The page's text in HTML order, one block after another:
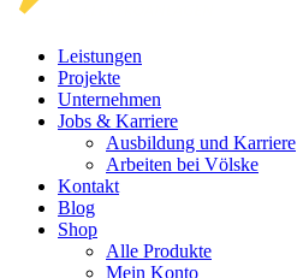
Leistungen
Projekte
Unternehmen
Jobs & Karriere
Ausbildung und Karriere
Arbeiten bei Völske
Kontakt
Blog
Shop
Alle Produkte
Mein Konto